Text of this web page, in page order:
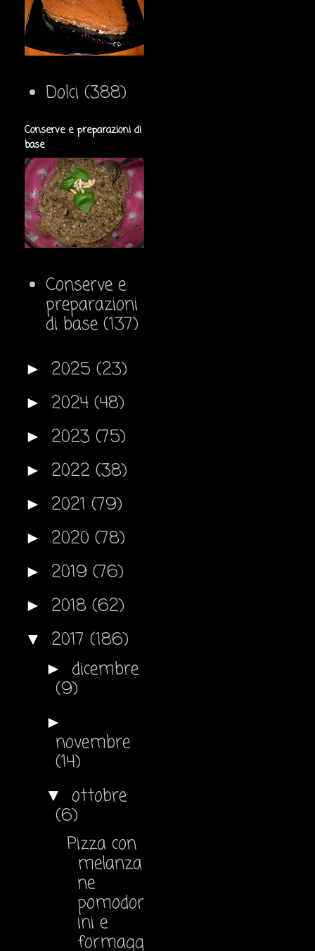
Dolci (388)
Conserve e preparazioni di
base
Conserve e
preparazioni
di base (137)
► 2025 (23)
► 2024 (48)
► 2023 (75)
► 2022 (38)
► 2021 (79)
► 2020 (78)
► 2019 (76)
► 2018 (62)
▼ 2017 (186)
► dicembre
(9)
►
novembre
(14)
▼ ottobre
(6)
Pizza con
melanza
ne
pomodor
ini e
formagg